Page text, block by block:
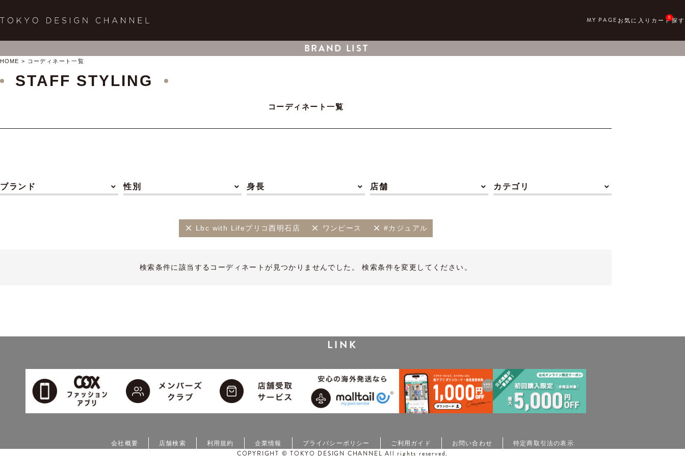
0
BRAND LIST
HOME コーディネート一覧
STAFF STYLING
コーディネート一覧
ブランド 性別 身長 店舗 カテゴリ
Lbc with Lifeプリコ西明石店 ワンピース #カジュアル
検索条件に該当するコーディネートが見つかりませんでした。 検索条件を変更してください。
LINK
会社概要 店舗検索 利用規約 企業情報 プライバシーポリシー ご利用ガイド お問い合わせ 特定商取引法の表示
COPYRIGHT © TOKYO DESIGN CHANNEL All rights reserved.